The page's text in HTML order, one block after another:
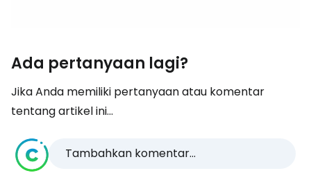
Ada pertanyaan lagi?
Jika Anda memiliki pertanyaan atau komentar
tentang artikel ini...
Tambahkan komentar...